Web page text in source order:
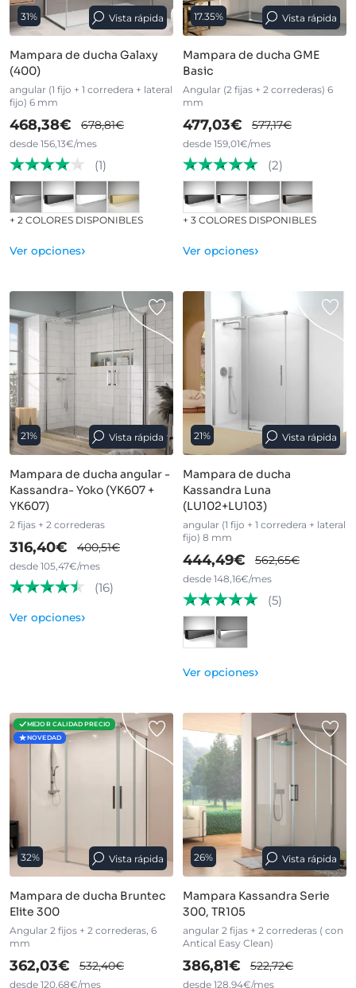
31% Vista rápida
Mampara de ducha Galaxy
(400)
angular (1 fijo + 1 corredera + lateral
fijo) 6 mm
468,38€ 678,81€
desde 156,13€/mes
(1)
+ 2 COLORES DISPONIBLES
Ver opciones›
17.35% Vista rápida
Mampara de ducha GME
Basic
Angular (2 fijas + 2 correderas) 6
mm
477,03€ 577,17€
desde 159,01€/mes
(2)
+ 3 COLORES DISPONIBLES
Ver opciones›
21% Vista rápida
Mampara de ducha angular -
Kassandra- Yoko (YK607 +
YK607)
2 fijas + 2 correderas
316,40€ 400,51€
desde 105,47€/mes
(16)
Ver opciones›
21% Vista rápida
Mampara de ducha
Kassandra Luna
(LU102+LU103)
angular (1 fijo + 1 corredera + lateral
fijo) 8 mm
444,49€ 562,65€
desde 148,16€/mes
(5)
Ver opciones›
MEJOR CALIDAD PRECIO
NOVEDAD
32% Vista rápida
Mampara de ducha Bruntec
Elite 300
Angular 2 fijos + 2 correderas, 6
mm
362,03€ 532,40€
desde 120,68€/mes
26% Vista rápida
Mampara Kassandra Serie
300, TR105
angular 2 fijas + 2 correderas ( con
Antical Easy Clean)
386,81€ 522,72€
desde 128,94€/mes